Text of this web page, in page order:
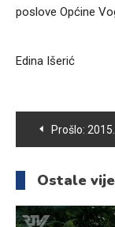
poslove Općine
Edina Išerić
članaka
Prošlo: 2015. GODINA BILA
Ostale